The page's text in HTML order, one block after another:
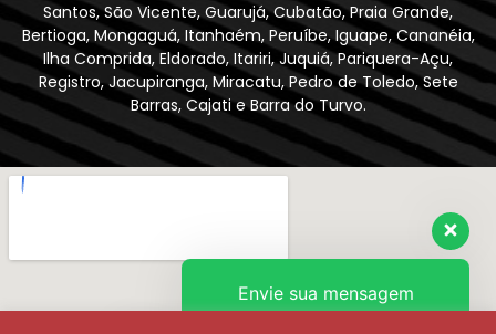
Santos, São Vicente, Guarujá, Cubatão, Praia Grande,
Bertioga, Mongaguá, Itanhaém, Peruíbe, Iguape, Cananéia,
Ilha Comprida, Eldorado, Itariri, Juquiá, Pariquera-Açu,
Registro, Jacupiranga, Miracatu, Pedro de Toledo, Sete
Barras, Cajati e Barra do Turvo.
Envie sua mensagem